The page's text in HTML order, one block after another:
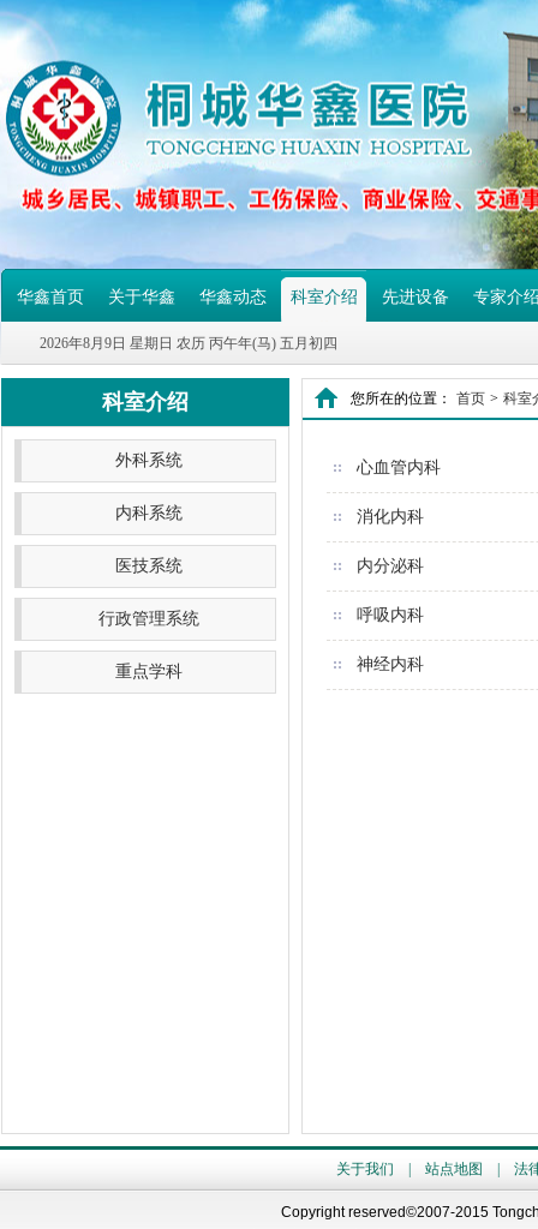
华鑫首页 关于华鑫 华鑫动态 科室介绍 先进设备 专家介
2026年8月9日 星期日 农历 丙午年(马) 五月初四
科室介绍
外科系统
内科系统
医技系统
行政管理系统
重点学科
您所在的位置： 首页 > 科室
心血管内科
消化内科
内分泌科
呼吸内科
神经内科
关于我们 站点地图 法
Copyright reserved©2007-2015